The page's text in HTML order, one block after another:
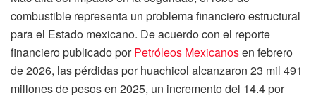
combustible representa un problema financiero estructural
para el Estado mexicano. De acuerdo con el reporte
financiero publicado porPetróleos Mexicanosen febrero
de 2026, las pérdidas por huachicol alcanzaron 23 mil 491
millones de pesos en 2025, un incremento del 14.4 por